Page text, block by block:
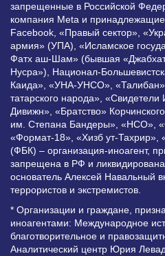
запрещенные в Российской
компания Meta и
Facebook, «Правый сектор»,
армия» (УПА), «Исламское
Фатх аш-Шам» (бывшая
Нусра»), Национал-
Каида», «УНА-УНСО»,
татарского народа»,
Дивижн», «Братство»
им. Степана Бандеры», «НСО»,
«Формат-18», «Хизб ут-Тахрир»,
(ФБК) – организация-иноагент,
запрещена в РФ и
основатель Алексей Навальный
террористов и экстремистов.
* Организации и граждане,
иноагентами: Международное
благотворительное и
Аналитический центр Юрия